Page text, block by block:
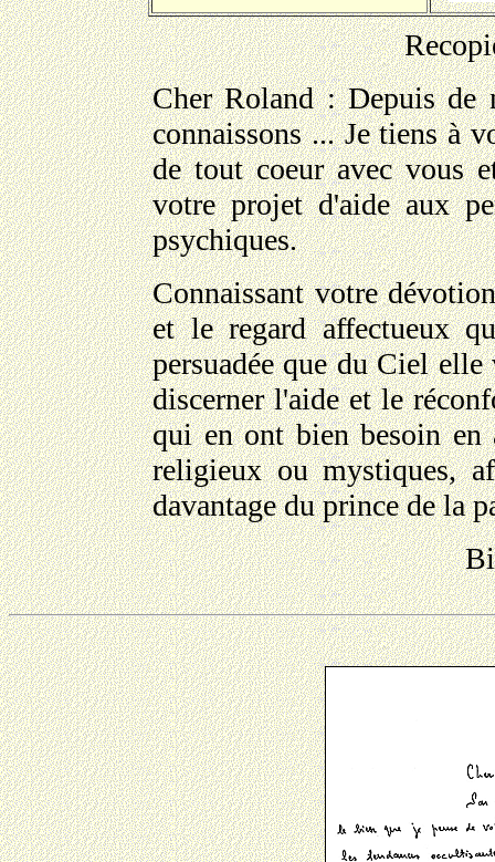
Cher Roland : Depuis de
connaissons ... Je tiens à
de tout coeur avec vous
votre projet d'aide aux
psychiques.
Connaissant votre
et le regard affectueux
persuadée que du Ciel
discerner l'aide et le
qui en ont bien besoin en
religieux ou mystiques,
davantage du prince de la